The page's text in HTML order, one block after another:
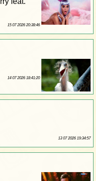
15 07 2026 20:38:46
14 07 2026 18:41:20
13 07 2026 19:34:57